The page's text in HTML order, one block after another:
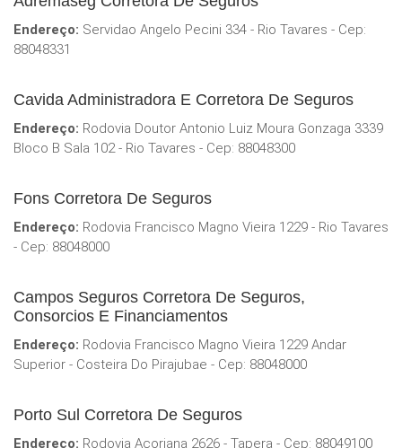
Endereço: Servidao Angelo Pecini 334 - Rio Tavares - Cep:
88048331
Cavida Administradora E Corretora De Seguros
Endereço: Rodovia Doutor Antonio Luiz Moura Gonzaga 3339
Bloco B Sala 102 - Rio Tavares - Cep: 88048300
Fons Corretora De Seguros
Endereço: Rodovia Francisco Magno Vieira 1229 - Rio Tavares
- Cep: 88048000
Campos Seguros Corretora De Seguros,
Consorcios E Financiamentos
Endereço: Rodovia Francisco Magno Vieira 1229 Andar
Superior - Costeira Do Pirajubae - Cep: 88048000
Porto Sul Corretora De Seguros
Endereço: Rodovia Acoriana 2626 - Tapera - Cep: 88049100